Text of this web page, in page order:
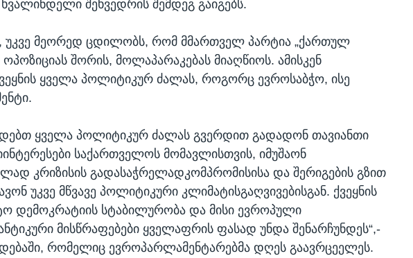
შეხვედრის შემდეგ გაიგებს.
უკვე მეორედ ცდილობს, რომ მმართველ პარტია „ქართულ
ოპოზიციას შორის, მოლაპარაკებას მიაღწიოს. ამისკენ
ყველა პოლიტიკურ ძალას, როგორც ევროსაბჭო, ისე
ყველა პოლიტიკურ ძალას გვერდით გადადონ თავიანთი
საქართველოს მომავლისთვის, იმუშაონ
კრიზისის გადასაჭრელადკომპრომისისა და შერიგების გზით
უკვე მწვავე პოლიტიკური კლიმატისგაღვივებისგან. ქვეყნის
დემოკრატიის სტაბილურობა და მისი ევროპული
მისწრაფებები ყველაფრის ფასად უნდა შენარჩუნდეს“,-
რომელიც ევროპარლამენტარებმა დღეს გაავრცეელეს.